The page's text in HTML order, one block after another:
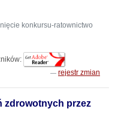
konkursu-ratownictwo
rejestr zmian
zdrowotnych przez